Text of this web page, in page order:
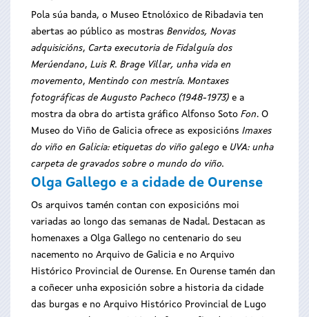
Pola súa banda, o Museo Etnolóxico de Ribadavia ten
abertas ao público as mostras Benvidos, Novas
adquisicións, Carta executoria de Fidalguía dos
Merúendano, Luis R. Brage Villar, unha vida en
movemento, Mentindo con mestría. Montaxes
fotográficas de Augusto Pacheco (1948-1973) e a
mostra da obra do artista gráfico Alfonso Soto Fon. O
Museo do Viño de Galicia ofrece as exposicións Imaxes
do viño en Galicia: etiquetas do viño galego e UVA: unha
carpeta de gravados sobre o mundo do viño.
Olga Gallego e a cidade de Ourense
Os arquivos tamén contan con exposicións moi
variadas ao longo das semanas de Nadal. Destacan as
homenaxes a Olga Gallego no centenario do seu
nacemento no Arquivo de Galicia e no Arquivo
Histórico Provincial de Ourense. En Ourense tamén dan
a coñecer unha exposición sobre a historia da cidade
das burgas e no Arquivo Histórico Provincial de Lugo